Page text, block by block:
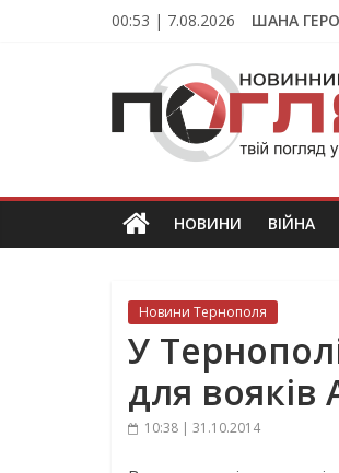
00:53 | 7.08.2026 ШАНА
ПОГЛЯД
Новини
Тернополя.
новини
та
НОВИНИ ВІЙНА
Новини Тернополя
У
для вояків
10:38 | 31.10.2014